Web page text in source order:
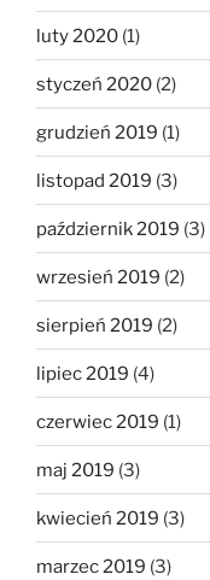
luty 2020 (1)
styczeń 2020 (2)
grudzień 2019 (1)
listopad 2019 (3)
październik 2019 (3)
wrzesień 2019 (2)
sierpień 2019 (2)
lipiec 2019 (4)
czerwiec 2019 (1)
maj 2019 (3)
kwiecień 2019 (3)
marzec 2019 (3)